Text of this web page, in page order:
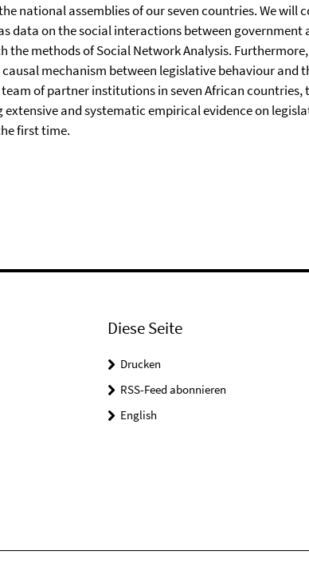
national assemblies of our seven countries. We will
data on the social interactions between government
the methods of Social Network Analysis.
mechanism between legislative behaviour and
of partner institutions in seven African countries,
extensive and systematic empirical evidence on
first time.
Diese Seite
Drucken
RSS-Feed abonnieren
English